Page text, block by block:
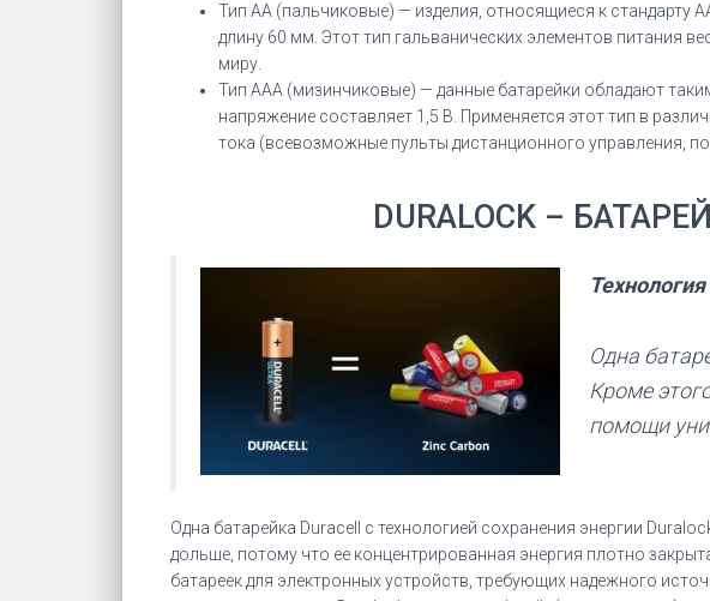
Тип АА (пальчиковые) — изделия, относящиеся к стандарту
длину 60 мм. Этот тип гальванических элементов питания
миру.
Тип ААА (мизинчиковые) — данные батарейки обладают
напряжение составляет 1,5 В. Применяется этот тип в
тока (всевозможные пульты дистанционного управления,
DURALOCK –
Одна
Кроме
помощи
Одна батарейка Duracell с технологией сохранения энергии
дольше, потому что ее концентрированная энергия плотно
батареек для электронных устройств, требующих надежного